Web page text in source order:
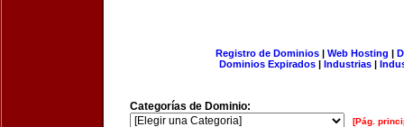
Registro de Dominios| Web Hosting |
Dominios Expirados | Industrias |
Categorías de Dominio:
[Pág.